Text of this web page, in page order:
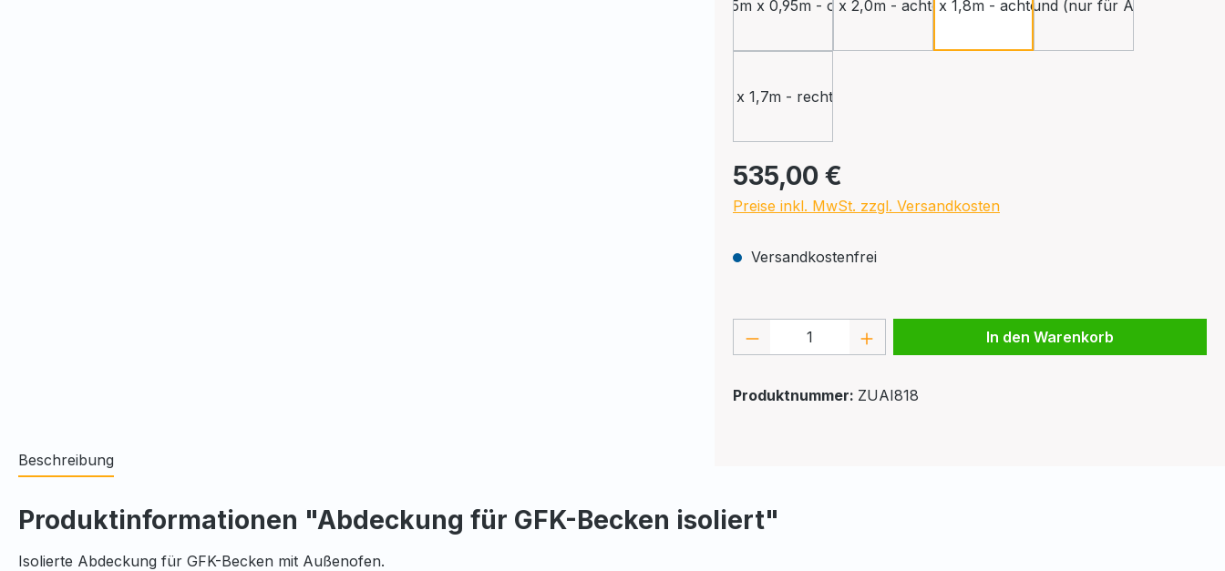
Regulärer Preis:
535,00 €
Preise inkl. MwSt. zzgl. Versandkosten
Versandkostenfrei
1,85m x 0,95m - oval2,0m x 2,0m - achteckig1,8m x 1,8m - achteckig
1,8m Ø - rund (nur für Außenofen)
2,0m x 1,7m - rechteckig
Produkt Anzahl: Gib den gewünschten Wert
In den Warenkorb
Produktnummer: ZUAI818
Beschreibung
Produktinformationen "Abdeckung für GFK-Becken isoliert"
Isolierte Abdeckung für GFK-Becken mit Außenofen.